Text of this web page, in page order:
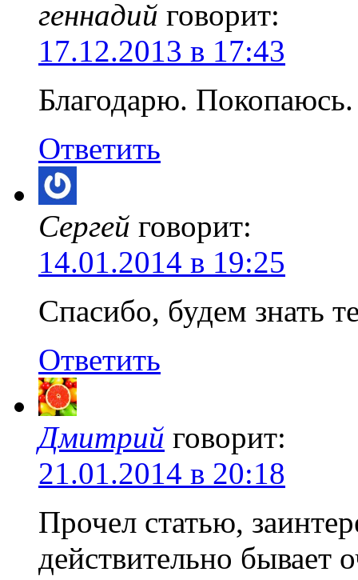
геннадий говорит:
17.12.2013 в 17:43
Благодарю. Покопаюсь.
Ответить
Сергей говорит:
14.01.2014 в 19:25
Спасибо, будем знать
Ответить
Дмитрий говорит:
21.01.2014 в 20:18
Прочел статью,
действительно бывает